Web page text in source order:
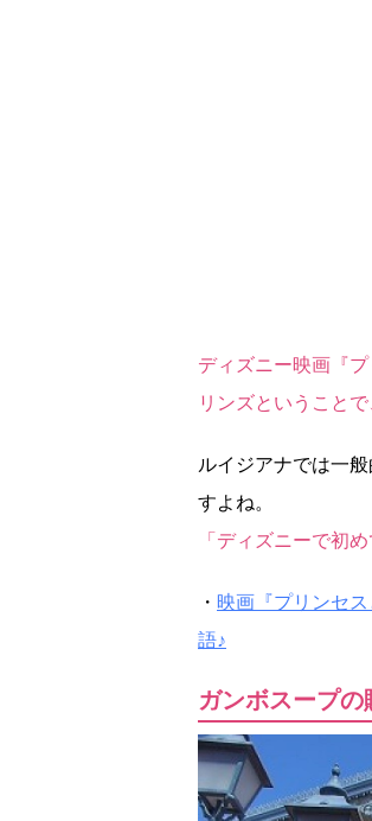
ディズニー映画『
リンズということ
ルイジアナでは一
すよね。
「ディズニーで初
・ 映画『プリンセ
語♪
ガンボスープの